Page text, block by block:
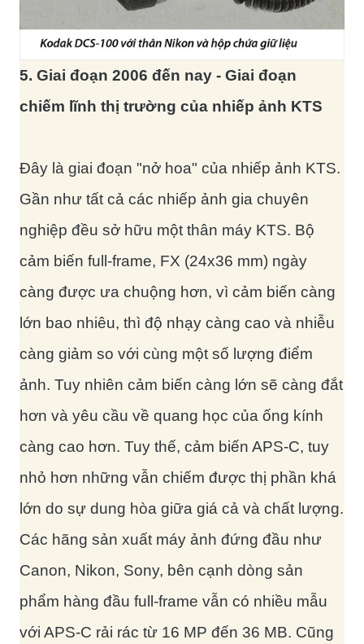
5. Giai đoạn 2006 đến nay - Giai đoạn
chiếm lĩnh thị trường của nhiếp ảnh KTS
Đây là giai đoạn "nở hoa" của nhiếp ảnh KTS.
Gần như tất cả các nhiếp ảnh gia chuyên
nghiệp đều sở hữu một thân máy KTS. Bộ
cảm biến full-frame, FX (24x36 mm) ngày
càng được ưa chuộng hơn, vì cảm biến càng
lớn bao nhiêu, thì độ nhạy càng cao và nhiễu
càng giảm so với cùng một số lượng điểm
ảnh. Tuy nhiên cảm biến càng lớn sẽ càng đắt
hơn và yêu cầu về quang học của ống kính
càng cao hơn. Tuy thế, cảm biến APS-C, tuy
nhỏ hơn những vẫn chiếm được thị phần khá
lớn do sự dung hòa giữa giá cả và chất lượng.
Các hãng sản xuất máy ảnh đứng đầu như
Canon, Nikon, Sony, bên cạnh dòng sản
phẩm hàng đầu full-frame vẫn có nhiều mẫu
với APS-C rải rác từ 16 MP đến 36 MB. Cũng